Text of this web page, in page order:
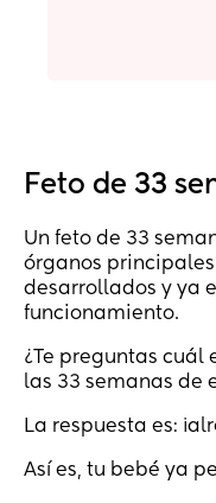
Feto de 33
Un feto de 33
órganos
desarrollados y ya
funcionamiento.
¿Te preguntas cuál
las 33 semanas de
La respuesta es:
Así es, tu bebé ya